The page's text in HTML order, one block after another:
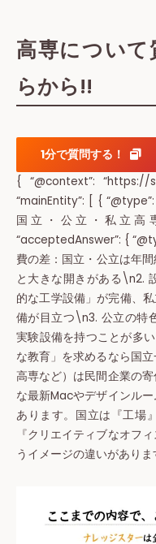
高専につい
らから!!
1分で質問する！
{ “@context”: “https://
“mainEntity”: [ { “@type”:
国立・公立・私立高
“acceptedAnswer”: {
費の差：国立・公立は年
と大きな開きがある\n2.
的な工学設備」が完備、
備が目立つ\n3. 公立の特
実験設備を持つことが多
な教育」を求めるなら国
高専など）は民間企業の
な最新Macやデザインル
あります。国立は『工場
『クリエイティブなオフ
うイメージの違いがあり